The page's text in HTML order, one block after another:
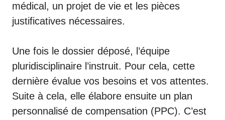
médical , un projet de vie et les pièces
justificatives nécessaires.
Une fois le dossier déposé, l’équipe
pluridisciplinaire l’instruit. Pour cela, cette
dernière évalue vos besoins et vos attentes.
Suite à cela, elle élabore ensuite un plan
personnalisé de compensation (PPC). C’est